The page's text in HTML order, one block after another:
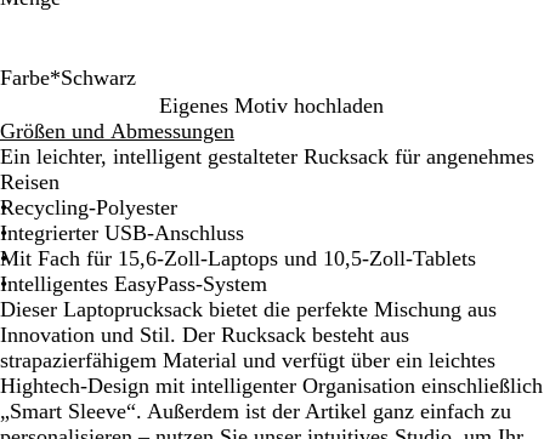
Farbe*Schwarz
c
h
w
a
r
z
l
a
u
Eigenes Motiv hochladen
Größen und Abmessungen
Ein leichter, intelligent gestalteter Rucksack für angenehmes
Reisen
Recycling-Polyester
Integrierter USB-Anschluss
Mit Fach für 15,6-Zoll-Laptops und 10,5-Zoll-Tablets
Intelligentes EasyPass-System
Dieser Laptoprucksack bietet die perfekte Mischung aus
Innovation und Stil. Der Rucksack besteht aus
strapazierfähigem Material und verfügt über ein leichtes
Hightech-Design mit intelligenter Organisation einschließlich
„Smart Sleeve“. Außerdem ist der Artikel ganz einfach zu